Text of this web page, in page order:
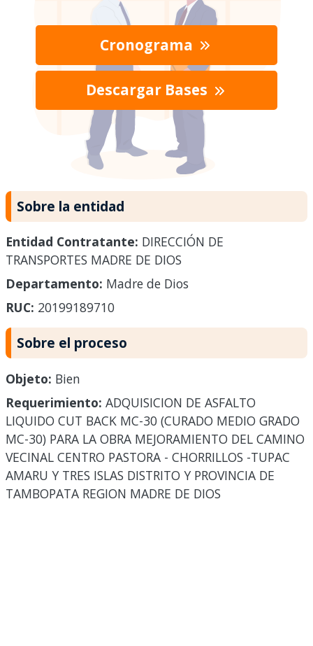
Cronograma
Descargar Bases
Sobre la entidad
Entidad Contratante: DIRECCIÓN DE
TRANSPORTES MADRE DE DIOS
Departamento: Madre de Dios
RUC: 20199189710
Sobre el proceso
Objeto: Bien
Requerimiento: ADQUISICION DE ASFALTO
LIQUIDO CUT BACK MC-30 (CURADO MEDIO GRADO
MC-30) PARA LA OBRA MEJORAMIENTO DEL CAMINO
VECINAL CENTRO PASTORA - CHORRILLOS -TUPAC
AMARU Y TRES ISLAS DISTRITO Y PROVINCIA DE
TAMBOPATA REGION MADRE DE DIOS